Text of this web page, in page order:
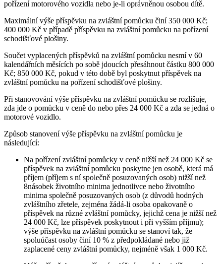
pořízení motorového vozidla nebo je-li oprávněnou osobou dítě.
Maximální výše příspěvku na zvláštní pomůcku činí 350 000 Kč;
400 000 Kč v případě příspěvku na zvláštní pomůcku na pořízení
schodišťové plošiny.
Součet vyplacených příspěvků na zvláštní pomůcku nesmí v 60
kalendářních měsících po sobě jdoucích přesáhnout částku 800 000
Kč; 850 000 Kč, pokud v této době byl poskytnut příspěvek na
zvláštní pomůcku na pořízení schodišťové plošiny.
Při stanovování výše příspěvku na zvláštní pomůcku se rozlišuje,
zda jde o pomůcku v ceně do nebo přes 24 000 Kč a zda se jedná o
motorové vozidlo.
Způsob stanovení výše příspěvku na zvláštní pomůcku je
následující:
Na pořízení zvláštní pomůcky v ceně nižší než 24 000 Kč se
příspěvek na zvláštní pomůcku poskytne jen osobě, která má
příjem (příjem s ní společně posuzovaných osob) nižší než
8násobek životního minima jednotlivce nebo životního
minima společně posuzovaných osob (z důvodů hodných
zvláštního zřetele, zejména žádá-li osoba opakovaně o
příspěvek na různé zvláštní pomůcky, jejichž cena je nižší než
24 000 Kč, lze příspěvek poskytnout i při vyšším příjmu);
výše příspěvku na zvláštní pomůcku se stanoví tak, že
spoluúčast osoby činí 10 % z předpokládané nebo již
zaplacené ceny zvláštní pomůcky, nejméně však 1 000 Kč.